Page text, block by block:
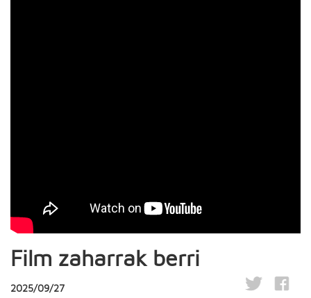
Film zaharrak berri
2025/09/27